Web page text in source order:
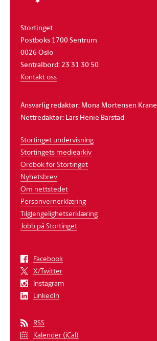
Stortinget
Postboks 1700 Sentrum
0026 Oslo
Sentralbord: 23 31 30 50
Kontakt oss
Ansvarlig redaktør: Mona Mortensen Krane
Nettredaktør: Lars Henie Barstad
Stortinget undervisning
Stortingets mediearkiv
Ordbok for Stortinget
Nyhetsbrev
Om nettstedet
Personvernerklæring
Tilgjengelighetserklæring
Jobb på Stortinget
Facebook
X/Twitter
Instagram
LinkedIn
RSS
Kalender (iCal)